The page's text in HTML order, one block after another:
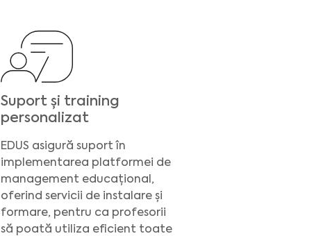
Suport și training
personalizat
EDUS asigură suport în
implementarea platformei de
management educațional,
oferind servicii de instalare și
formare, pentru ca profesorii
să poată utiliza eficient toate